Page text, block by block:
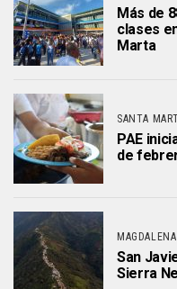
Más de
clases
Marta
SANTA
PAE
de
MAGDALENA
San
Sierra